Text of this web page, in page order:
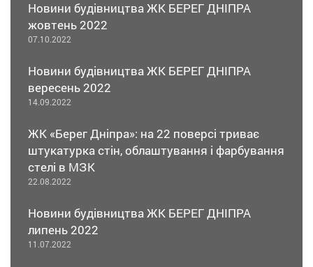
Новини будівництва ЖК БЕРЕГ ДНІПРА
жовтень 2022
07.10.2022
Новини будівництва ЖК БЕРЕГ ДНІПРА
вересень 2022
14.09.2022
ЖК «Берег Дніпра»: на 22 поверсі триває
штукатурка стін, облаштування і фарбування
стелі в МЗК
22.08.2022
Новини будівництва ЖК БЕРЕГ ДНІПРА
липень 2022
11.07.2022